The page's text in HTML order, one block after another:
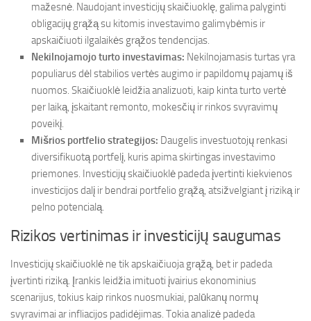
mažesnė. Naudojant investicijų skaičiuoklę, galima palyginti
obligacijų grąžą su kitomis investavimo galimybėmis ir
apskaičiuoti ilgalaikės grąžos tendencijas.
Nekilnojamojo turto investavimas: Nekilnojamasis turtas yra
populiarus dėl stabilios vertės augimo ir papildomų pajamų iš
nuomos. Skaičiuoklė leidžia analizuoti, kaip kinta turto vertė
per laiką, įskaitant remonto, mokesčių ir rinkos svyravimų
poveikį.
Mišrios portfelio strategijos: Daugelis investuotojų renkasi
diversifikuotą portfelį, kuris apima skirtingas investavimo
priemones. Investicijų skaičiuoklė padeda įvertinti kiekvienos
investicijos dalį ir bendrai portfelio grąžą, atsižvelgiant į riziką ir
pelno potencialą.
Rizikos vertinimas ir investicijų saugumas
Investicijų skaičiuoklė ne tik apskaičiuoja grąžą, bet ir padeda
įvertinti riziką. Įrankis leidžia imituoti įvairius ekonominius
scenarijus, tokius kaip rinkos nuosmukiai, palūkanų normų
svyravimai ar infliacijos padidėjimas. Tokia analizė padeda